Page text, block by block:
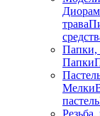
трава
Папки,
Папки
Мелки
пастель